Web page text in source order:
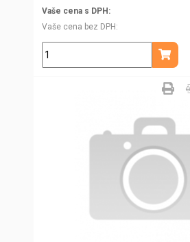
Vaše cena s DPH
Vaše cena bez DPH
ks